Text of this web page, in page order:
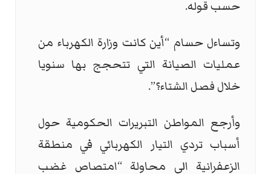
حسب قوله.
وتساءل حسام “أين كانت وزارة الكهرباء من
عمليات الصيانة التي تتحجج بها سنويا
خلال فصل الشتاء؟”.
وأرجع المواطن التبريرات الحكومية حول
أسباب تردي التيار الكهربائي في منطقة
الزعفرانية الى محاولة “امتصاص غضب